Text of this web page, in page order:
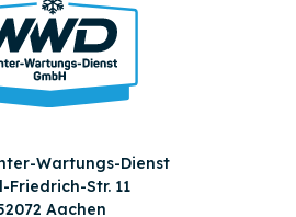
Wartungs-Dienst
Friedrich-Str. 11
Aachen